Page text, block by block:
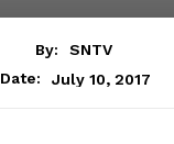
By:
SNTV
Date:
July 10, 2017